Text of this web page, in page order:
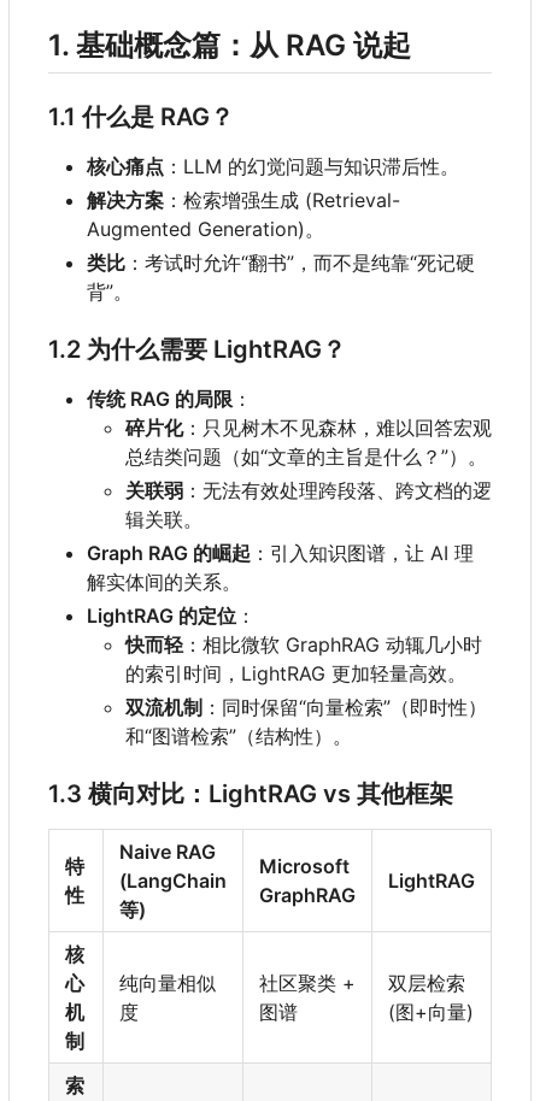
1. 基础概念篇：从 RAG 说起
1.1 什么是 RAG ？
核心痛点 ： LLM 的幻觉问题与知识滞后性。
解决方案 ：检索增强生成 (Retrieval-
Augmented Generation)。
类比 ：考试时允许“翻书”，而不是纯靠“死记硬
背”。
1.2 为什么需要 LightRAG ？
传统 RAG 的局限 ：
碎片化：只见树木不见森林，难以回答宏观
总结类问题（如“文章的主旨是什么？”）。
关联弱 ：无法有效处理跨段落、跨文档的逻
辑关联。
Graph RAG 的崛起 ：引入知识图谱，让 AI 理
解实体间的关系。
LightRAG 的定位 ：
快而轻 ：相比微软 GraphRAG 动辄几小时
的索引时间 ， LightRAG 更加轻量高效。
双流机制 ：同时保留“向量检索”（即时性）
和“图谱检索”（结构性）。
1.3 横向对比 ： LightRAG vs 其他框架
特
性
Naive RAG
(LangChain
等)
Microsoft
GraphRAG
LightRAG
核
心
机
制
纯向量相似
度
社区聚类 +
图谱
双层检索
(图+向量)
索